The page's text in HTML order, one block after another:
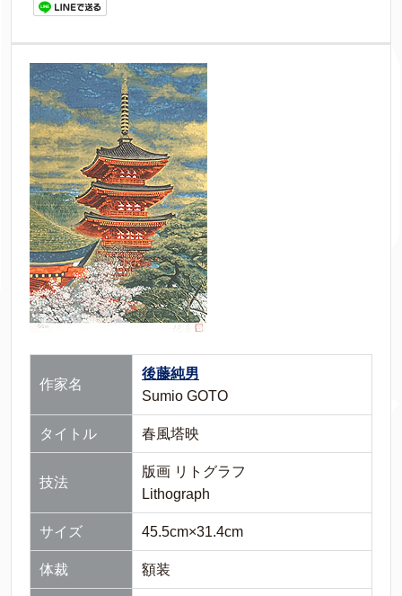
作家名
後藤純男
Sumio GOTO
タイトル 春風塔映
技法
版画 リトグラフ
Lithograph
サイズ 45.5cm×31.4cm
体裁 額装